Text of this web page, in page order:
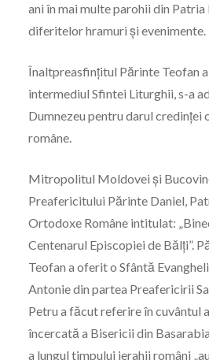
ani în mai multe parohii din
diferitelor hramuri şi evenimente.
Înaltpreasfinţitul Părinte Teofan
intermediul Sfintei Liturghii, s-a
Dumnezeu pentru darul
române.
Mitropolitul Moldovei şi
Preafericitului Părinte Daniel,
Ortodoxe Române intitulat:
Centenarul Episcopiei de Bălţi”.
Teofan a oferit o Sfântă
Antonie din partea Preafericirii
Petru a făcut referire în cuvântul
încercată a Bisericii din
a lungul timpului ierahii români